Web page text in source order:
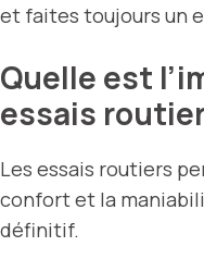
et faites toujours un
Quelle est
essais
Les essais routiers
confort et la
définitif.